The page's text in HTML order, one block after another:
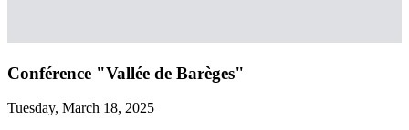
Conférence "Vallée de Barèges"
Tuesday, March 18, 2025